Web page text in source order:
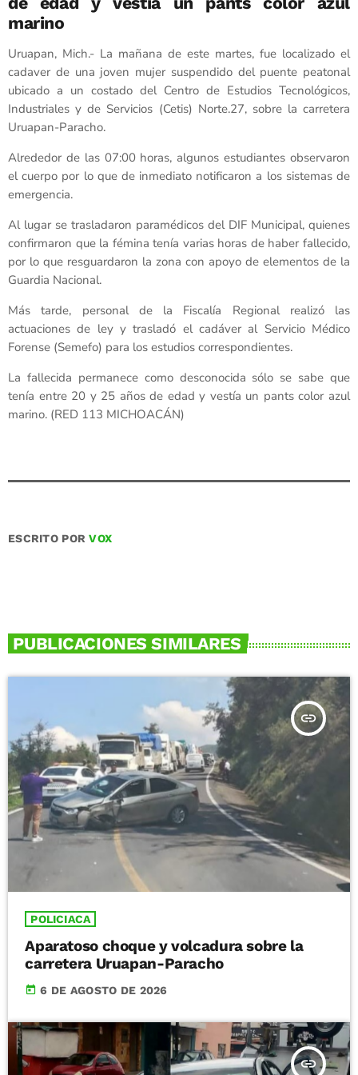
marino
Uruapan, Mich.- La mañana de este martes, fue localizado el
cadaver de una joven mujer suspendido del puente peatonal
ubicado a un costado del Centro de Estudios Tecnológicos,
Industriales y de Servicios (Cetis) Norte.27, sobre la carretera
Uruapan-Paracho.
Alrededor de las 07:00 horas, algunos estudiantes observaron
el cuerpo por lo que de inmediato notificaron a los sistemas de
emergencia.
Al lugar se trasladaron paramédicos del DIF Municipal, quienes
confirmaron que la fémina tenía varias horas de haber fallecido,
por lo que resguardaron la zona con apoyo de elementos de la
Guardia Nacional.
Más tarde, personal de la Fiscalía Regional realizó las
actuaciones de ley y trasladó el cadáver al Servicio Médico
Forense (Semefo) para los estudios correspondientes.
La fallecida permanece como desconocida sólo se sabe que
tenía entre 20 y 25 años de edad y vestía un pants color azul
marino. (RED 113 MICHOACÁN)
ESCRITO PORVOX
PUBLICACIONES SIMILARES
insert_link
POLICIACA
Aparatoso choque y volcadura sobre la
carretera Uruapan-Paracho
today 6 DE AGOSTO DE 2026
insert_link